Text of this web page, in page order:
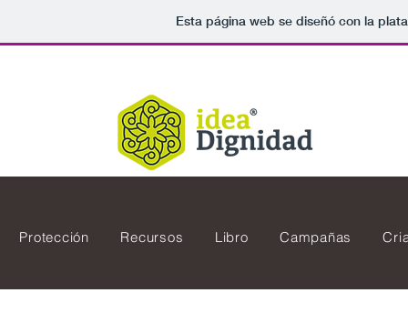
Esta página web se diseñó con la
Protección Recursos Libro Campañas